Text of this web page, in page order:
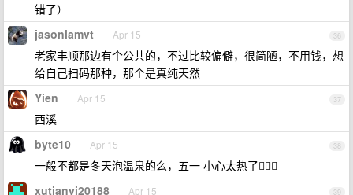
错了）
36
jasonlamvt Apr 15
老家丰顺那边有个公共的，不过比较偏僻，很简陋，不用钱，想
给自己扫码那种，那个是真纯天然
37
Yien Apr 15
西溪
38
byte10 Apr 15
一般不都是冬天泡温泉的么，五一 小心太热了🤦🏻‍♀️
39
xutianyi20188 Apr 15